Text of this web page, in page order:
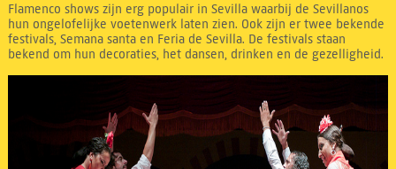
Flamenco shows zijn erg populair in Sevilla waarbij de Sevillanos
hun ongelofelijke voetenwerk laten zien. Ook zijn er twee bekende
festivals, Semana santa en Feria de Sevilla. De festivals staan
bekend om hun decoraties, het dansen, drinken en de gezelligheid.